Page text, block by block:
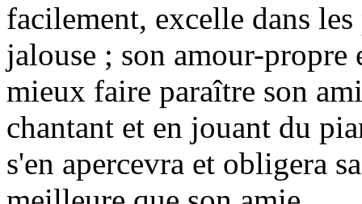
facilement, excelle dans
jalouse ; son amour-propre
mieux faire paraître son
chantant et en jouant du
s'en apercevra et obligera